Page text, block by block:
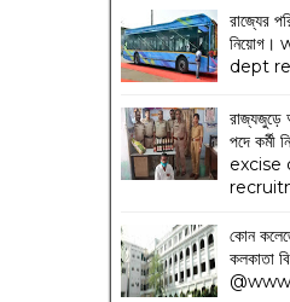
রাজ্যের
dept
পদে কর্মী
excise
কোন
কলকাতা